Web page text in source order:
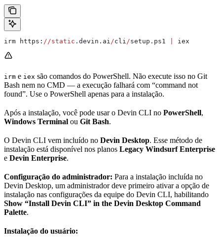
irm https: //static .devin.ai/cli/setup.ps1 iex
irm e iex são comandos do PowerShell. Não execute isso no Git
Bash nem no CMD — a execução falhará com “command not
found”. Use o PowerShell apenas para a instalação.
Após a instalação, você pode usar o Devin CLI no PowerShell,
Windows Terminal ou Git Bash.
O Devin CLI vem incluído no Devin Desktop. Esse método de
instalação está disponível nos planos Legacy Windsurf Enterprise
e Devin Enterprise.
Configuração do administrador: Para a instalação incluída no
Devin Desktop, um administrador deve primeiro ativar a opção de
instalação nas configurações da equipe do Devin CLI, habilitando
Show “Install Devin CLI” in the Devin Desktop Command
Palette.
Instalação do usuário: